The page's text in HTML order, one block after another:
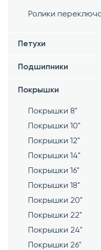
Ролики
Петухи
Подшипники
Покрышки
Покрышки 8"
Покрышки 10"
Покрышки 12"
Покрышки 14"
Покрышки 16"
Покрышки 18"
Покрышки 20"
Покрышки 22"
Покрышки 24"
Покрышки 26"